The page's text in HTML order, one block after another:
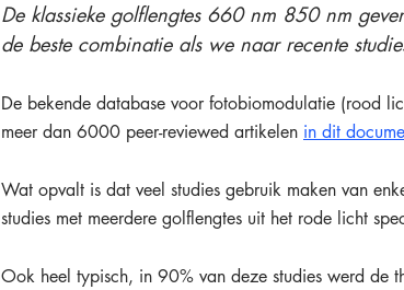
De klassieke golflengtes 660 nm 850 nm
de beste combinatie als we naar recente
De bekende database voor fotobiomodulatie (rood
meer dan 6000 peer-reviewed artikelen in dit
Wat opvalt is dat veel studies gebruik maken van
studies met meerdere golflengtes uit het rode licht
Ook heel typisch, in 90% van deze studies werd de